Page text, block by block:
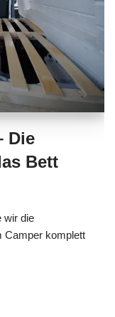
Die
Bett
wir die
Camper komplett